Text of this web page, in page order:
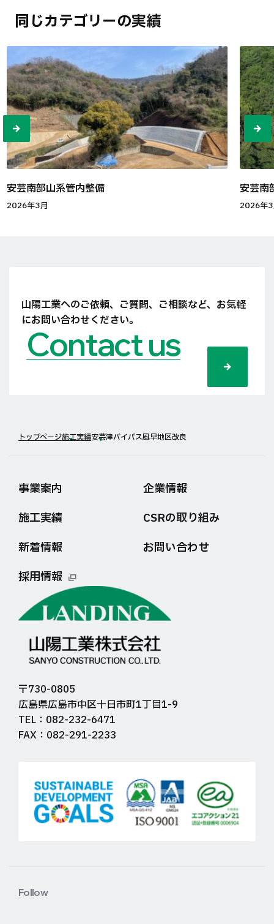
同じカテゴリーの実績
安芸南部山系管内整備
2026年3月
安芸南
2026年
山陽工業へのご依頼、ご質問、ご相談など、 お気軽
にお問い合わせください。
Contact us
トップページ施工実績安芸津バイパス風早地区改良
事業案内
企業情報
施工実績
CSRの取り組み
新着情報
お問い合わせ
採用情報
〒730-0805
広島県広島市中区十日市町1丁目1-9
TEL：082-232-6471
FAX：082-291-2233
Follow